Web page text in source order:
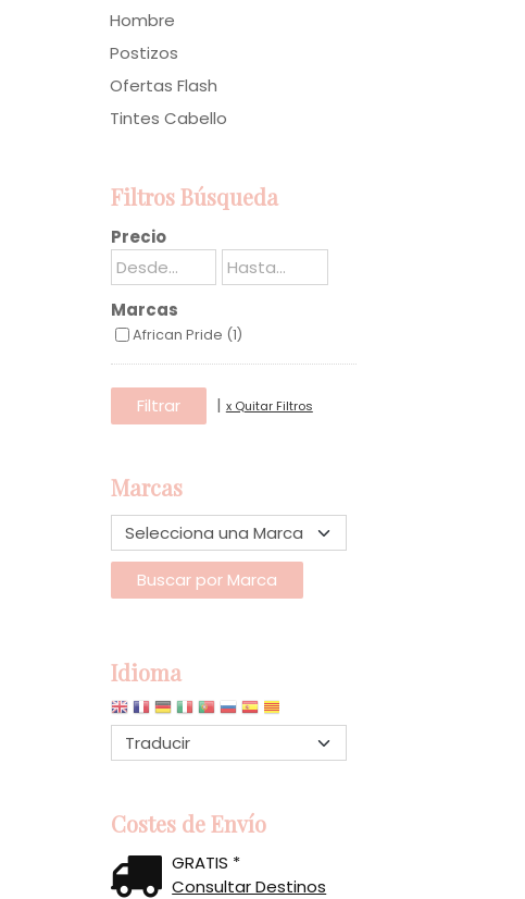
Hombre
Postizos
Ofertas Flash
Tintes Cabello
Filtros Búsqueda
Precio
Marcas
African Pride (1)
| x Quitar Filtros
Marcas
Idioma
Costes de Envío
GRATIS *
Consultar Destinos